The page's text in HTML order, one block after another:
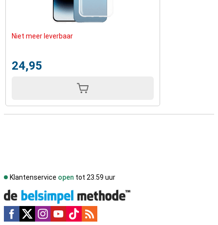
Niet meer leverbaar
24,95
Klantenservice open tot 23.59 uur
Social media